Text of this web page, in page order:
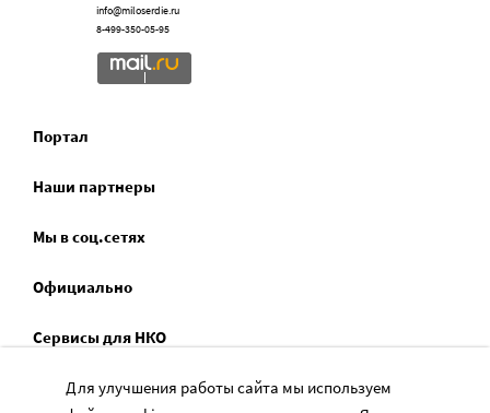
info@miloserdie.ru
8-499-350-05-95
Портал
Наши партнеры
Мы в соц.сетях
Официально
Сервисы для НКО
Спецпроекты
Для улучшения работы сайта мы используем